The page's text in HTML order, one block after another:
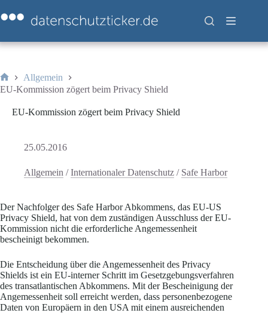
Inhalt
springen
Start
Allgemein
EU-Kommission zögert beim Privacy Shield
EU-Kommission zögert beim Privacy Shield
25.05.2016
Allgemein /Internationaler Datenschutz / Safe Harbor
Der Nachfolger des Safe Harbor Abkommens, das EU-US
Privacy Shield, hat von dem zuständigen Ausschluss der EU-
Kommission nicht die erforderliche Angemessenheit
bescheinigt bekommen.
Die Entscheidung über die Angemessenheit des Privacy
Shields ist ein EU-interner Schritt im Gesetzgebungsverfahren
des transatlantischen Abkommens. Mit der Bescheinigung der
Angemessenheit soll erreicht werden, dass personenbezogene
Daten von Europäern in den USA mit einem ausreichenden